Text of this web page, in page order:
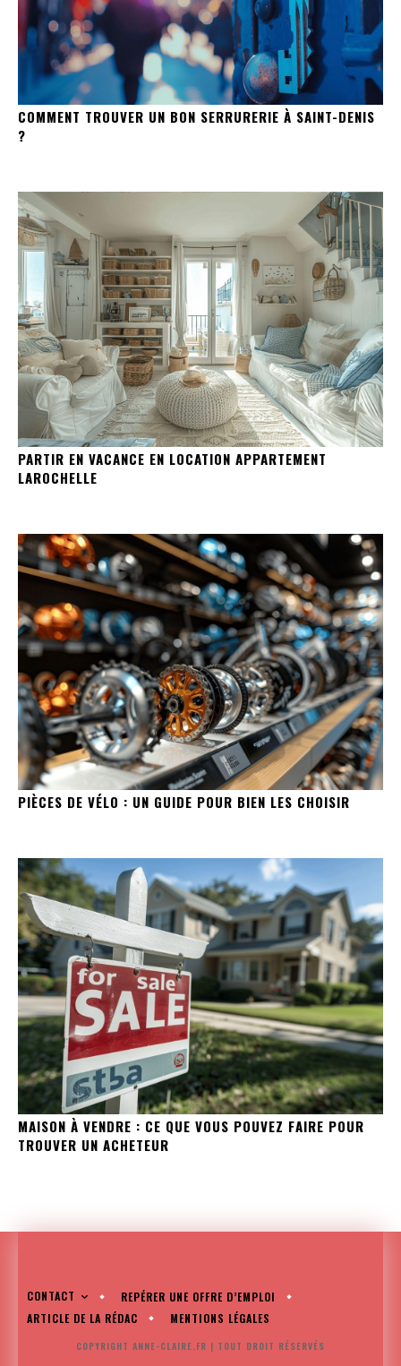
COMMENT TROUVER UN BON SERRURERIE À SAINT-DENIS
?
PARTIR EN VACANCE EN LOCATION APPARTEMENT
LAROCHELLE
PIÈCES DE VÉLO : UN GUIDE POUR BIEN LES CHOISIR
MAISON À VENDRE : CE QUE VOUS POUVEZ FAIRE POUR
TROUVER UN ACHETEUR
CONTACT
REPÉRER UNE OFFRE D’EMPLOI
ARTICLE DE LA RÉDAC
MENTIONS LÉGALES
COPYRIGHT ANNE-CLAIRE.FR | TOUT DROIT RÉSERVÉS